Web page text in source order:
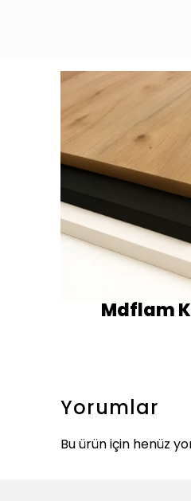
Mdflam
Yorumlar
Bu ürün için henüz